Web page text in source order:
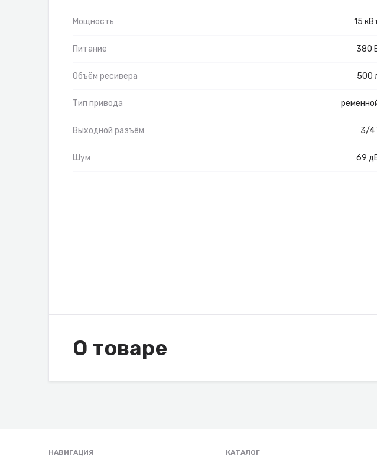
Мощность 15
Питание 380
Объём ресивера 500
Тип привода
Выходной разъём 3/4
Шум 69
О товаре
НАВИГАЦИЯ КАТАЛОГ